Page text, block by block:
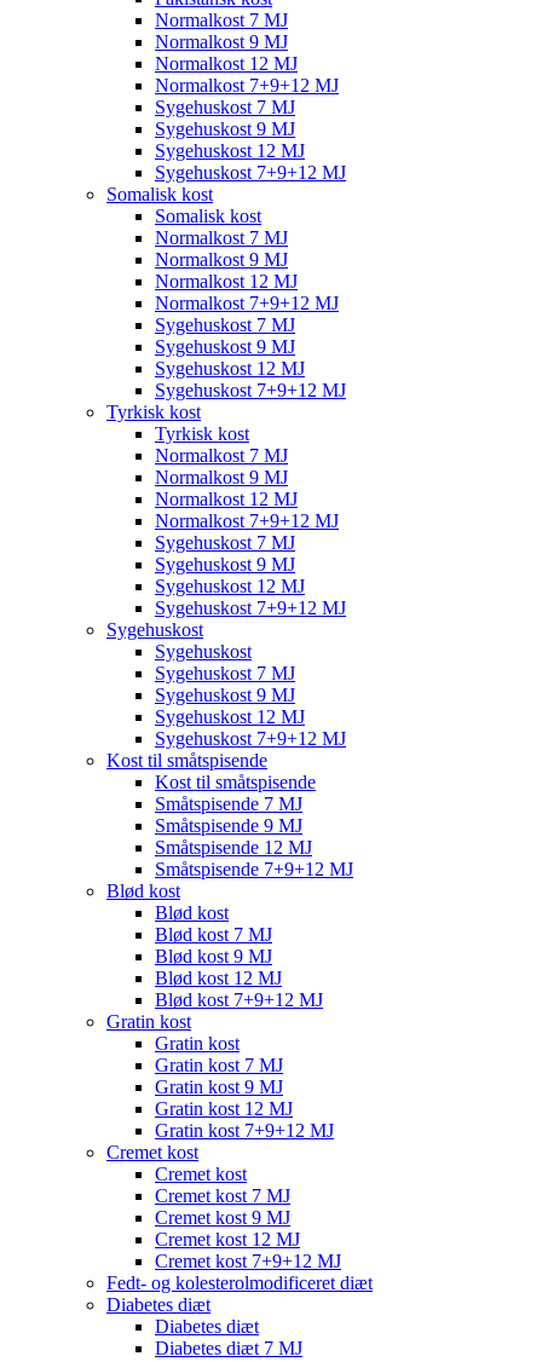
Normalkost 7 MJ
Normalkost 9 MJ
Normalkost 12 MJ
Normalkost 7+9+12 MJ
Sygehuskost 7 MJ
Sygehuskost 9 MJ
Sygehuskost 12 MJ
Sygehuskost 7+9+12 MJ
Somalisk kost
Somalisk kost
Normalkost 7 MJ
Normalkost 9 MJ
Normalkost 12 MJ
Normalkost 7+9+12 MJ
Sygehuskost 7 MJ
Sygehuskost 9 MJ
Sygehuskost 12 MJ
Sygehuskost 7+9+12 MJ
Tyrkisk kost
Tyrkisk kost
Normalkost 7 MJ
Normalkost 9 MJ
Normalkost 12 MJ
Normalkost 7+9+12 MJ
Sygehuskost 7 MJ
Sygehuskost 9 MJ
Sygehuskost 12 MJ
Sygehuskost 7+9+12 MJ
Sygehuskost
Sygehuskost
Sygehuskost 7 MJ
Sygehuskost 9 MJ
Sygehuskost 12 MJ
Sygehuskost 7+9+12 MJ
Kost til småtspisende
Kost til småtspisende
Småtspisende 7 MJ
Småtspisende 9 MJ
Småtspisende 12 MJ
Småtspisende 7+9+12 MJ
Blød kost
Blød kost
Blød kost 7 MJ
Blød kost 9 MJ
Blød kost 12 MJ
Blød kost 7+9+12 MJ
Gratin kost
Gratin kost
Gratin kost 7 MJ
Gratin kost 9 MJ
Gratin kost 12 MJ
Gratin kost 7+9+12 MJ
Cremet kost
Cremet kost
Cremet kost 7 MJ
Cremet kost 9 MJ
Cremet kost 12 MJ
Cremet kost 7+9+12 MJ
Fedt- og kolesterolmodificeret diæt
Diabetes diæt
Diabetes diæt
Diabetes diæt 7 MJ